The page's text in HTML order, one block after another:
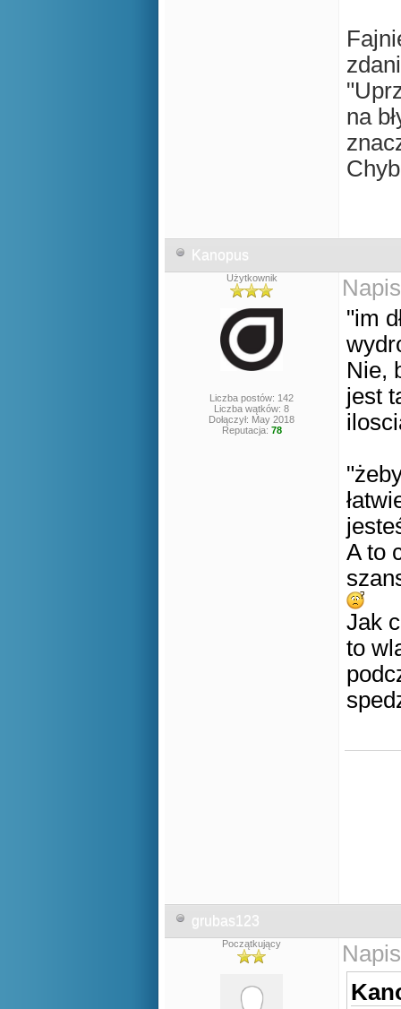
"
na
Kanopus
Użytkownik
Liczba postów: 142
Liczba wątków: 8
Dołączył: May 2018
Reputacja: 78
"im
Nie,
jest
A to
Jak
to
grubas123
Początkujący